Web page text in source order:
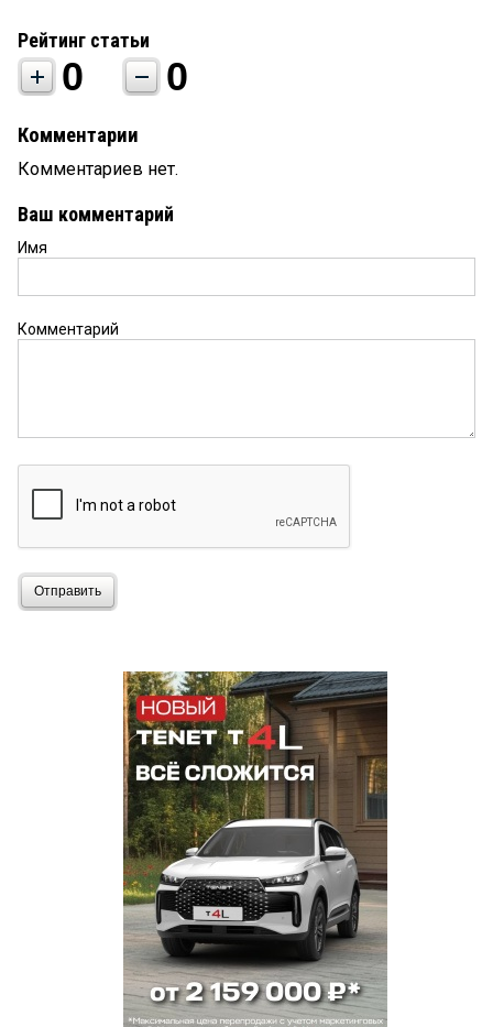
Рейтинг статьи
0 0
Комментарии
Комментариев нет.
Ваш комментарий
Имя
Комментарий
Отправить